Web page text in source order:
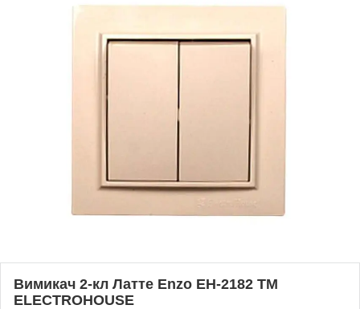
Вимикач 2-кл Латте Enzo EH-2182 ТМ
ELECTROHOUSE